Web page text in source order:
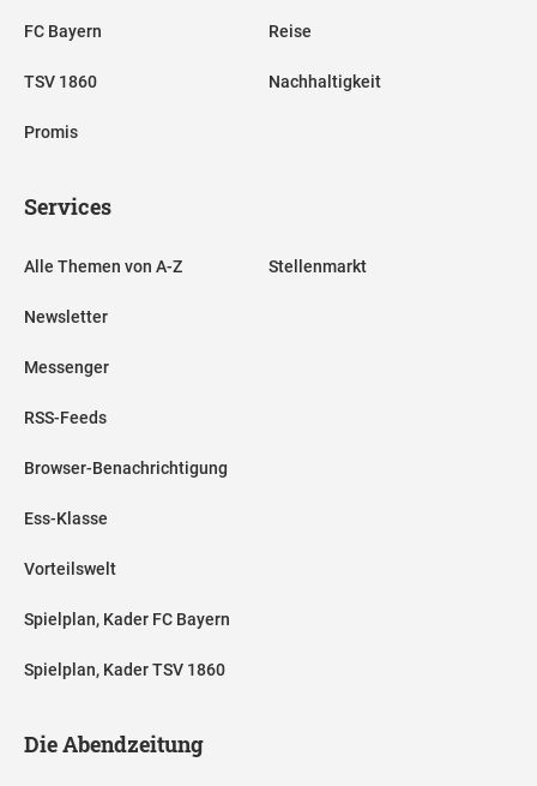
FC Bayern
TSV 1860
Promis
Reise
Nachhaltigkeit
Services
Alle Themen von A-Z
Newsletter
Messenger
RSS-Feeds
Browser-Benachrichtigung
Ess-Klasse
Vorteilswelt
Spielplan, Kader FC Bayern
Spielplan, Kader TSV 1860
Stellenmarkt
Die Abendzeitung